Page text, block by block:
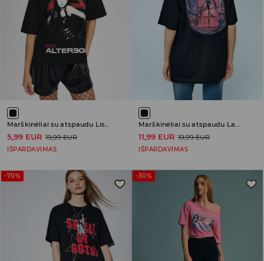
Marškinėliai su atspaudu Lisa Alterego
5,99 EUR 19,99 EUR
IŠPARDAVIMAS
Marškinėliai su atspaudu Lady Gaga Chromatica
11,99 EUR 19,99 EUR
IŠPARDAVIMAS
-70% -30%